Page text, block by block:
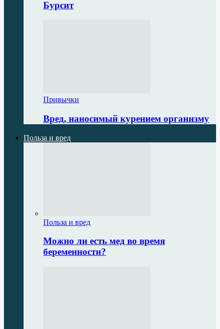
Бурсит
Привычки
Вред, наносимый курением организму
Польза и вред
Польза и вред
Можно ли есть мед во время
беременности?